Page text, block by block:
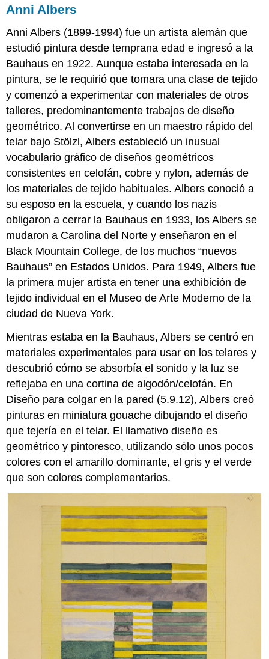
Anni Albers
Anni Albers (1899-1994) fue un artista alemán que
estudió pintura desde temprana edad e ingresó a la
Bauhaus en 1922. Aunque estaba interesada en la
pintura, se le requirió que tomara una clase de tejido
y comenzó a experimentar con materiales de otros
talleres, predominantemente trabajos de diseño
geométrico. Al convertirse en un maestro rápido del
telar bajo Stölzl, Albers estableció un inusual
vocabulario gráfico de diseños geométricos
consistentes en celofán, cobre y nylon, además de
los materiales de tejido habituales. Albers conoció a
su esposo en la escuela, y cuando los nazis
obligaron a cerrar la Bauhaus en 1933, los Albers se
mudaron a Carolina del Norte y enseñaron en el
Black Mountain College, de los muchos “nuevos
Bauhaus” en Estados Unidos. Para 1949, Albers fue
la primera mujer artista en tener una exhibición de
tejido individual en el Museo de Arte Moderno de la
ciudad de Nueva York.
Mientras estaba en la Bauhaus, Albers se centró en
materiales experimentales para usar en los telares y
descubrió cómo se absorbía el sonido y la luz se
reflejaba en una cortina de algodón/celofán. En
Diseño para colgar en la pared (5.9.12), Albers creó
pinturas en miniatura gouache dibujando el diseño
que tejería en el telar. El llamativo diseño es
geométrico y pintoresco, utilizando sólo unos pocos
colores con el amarillo dominante, el gris y el verde
que son colores complementarios.